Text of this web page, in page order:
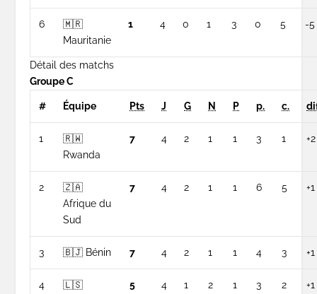
6
🇲🇷
Mauritanie
1 4 0 1 3 0 5 -5
Détail des matchs
Groupe C
# Équipe Pts J G N P p. c.
1
🇷🇼
Rwanda
7 4 2 1 1 3 1 +2
2
🇿🇦
Afrique du
Sud
7 4 2 1 1 6 5 +1
3 🇧🇯 Bénin 7 4 2 1 1 4 3 +1
4
🇱🇸
5 4 1 2 1 3 2 +1